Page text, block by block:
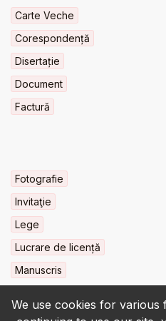
We use cookies for various
Carte Veche
Corespondență
Disertație
Document
Factură
Fotografie
Invitaţie
Lege
Lucrare de licență
Manuscris